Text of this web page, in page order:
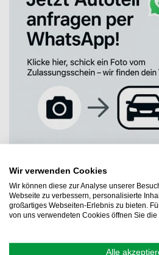
Wir verwenden Cookies
Wir können diese zur Analyse unserer
Webseite zu verbessern, personalisierte
großartiges Webseiten-Erlebnis zu bieten.
von uns verwendeten Cookies öffnen Sie die
Alle